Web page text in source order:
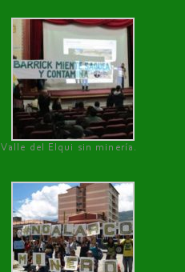
Valle del Elqui sin minería.